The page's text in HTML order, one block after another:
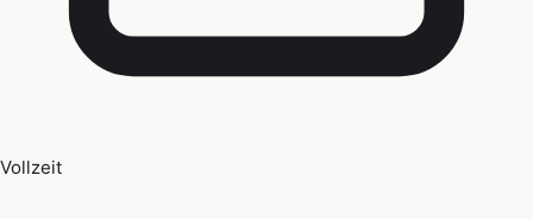
Vollzeit